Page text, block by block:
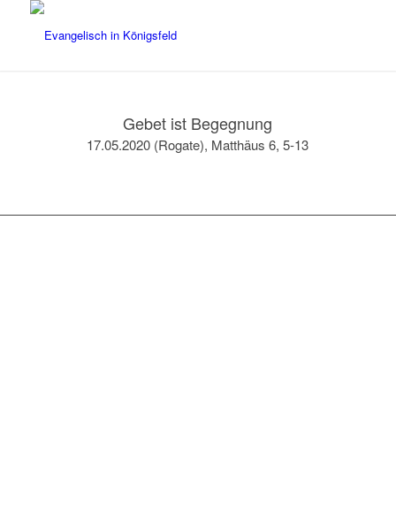
Gebet ist Begegnung
17.05.2020 (Rogate), Matthäus 6, 5-13